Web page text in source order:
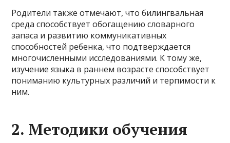
Родители также отмечают, что билингвальная
среда способствует обогащению словарного
запаса и развитию коммуникативных
способностей ребенка, что подтверждается
многочисленными исследованиями. К тому же,
изучение языка в раннем возрасте способствует
пониманию культурных различий и терпимости к
ним.
2. Методики обучения